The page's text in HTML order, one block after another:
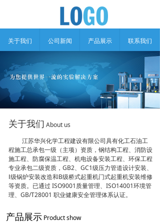
关于我们 公司新闻 产品展示 联系我们
关于我们 About us
江苏华兴化学工程建设有限公司具有化工石油工
程施工总承包一级（主项）资质，钢结构工程、消防设
施工程、防腐保温工程、机电设备安装工程、环保工程
专业承包二级资质，GB2、GC1级压力管道设计安装、
Ⅰ级锅炉安装改造和B级桥式起重机门式起重机安装维修
等资质。已通过 ISO9001质量管理、ISO14001环境管
理、GB/T28001 职业健康安全管理体系认证。
产品展示 Product show